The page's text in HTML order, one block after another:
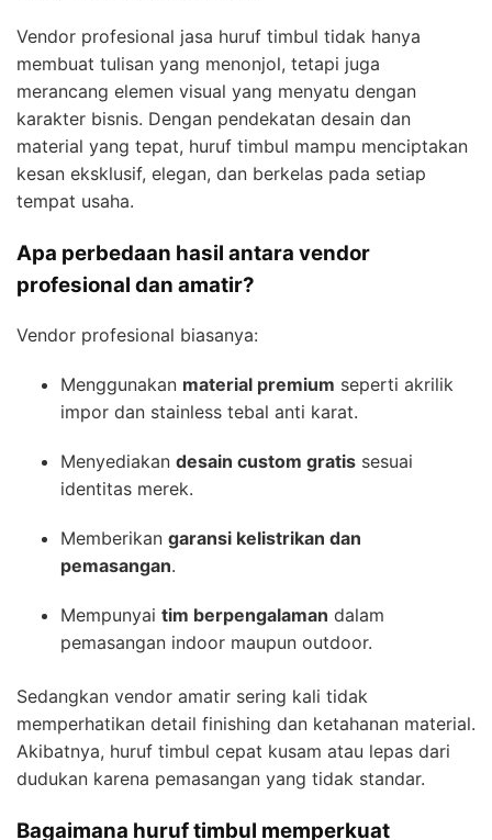
Vendor profesional jasa huruf timbul tidak hanya
membuat tulisan yang menonjol, tetapi juga
merancang elemen visual yang menyatu dengan
karakter bisnis. Dengan pendekatan desain dan
material yang tepat, huruf timbul mampu menciptakan
kesan eksklusif, elegan, dan berkelas pada setiap
tempat usaha.
Apa perbedaan hasil antara vendor
profesional dan amatir?
Vendor profesional biasanya:
Menggunakan material premium seperti akrilik
impor dan stainless tebal anti karat.
Menyediakan desain custom gratis sesuai
identitas merek.
Memberikan garansi kelistrikan dan
pemasangan.
Mempunyai tim berpengalaman dalam
pemasangan indoor maupun outdoor.
Sedangkan vendor amatir sering kali tidak
memperhatikan detail finishing dan ketahanan material.
Akibatnya, huruf timbul cepat kusam atau lepas dari
dudukan karena pemasangan yang tidak standar.
Bagaimana huruf timbul memperkuat